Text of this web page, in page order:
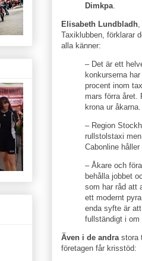
Dimkpa
Elisabeth Lundbladh
Taxiklubben, förklarar
alla känner:
– Det är ett
konkurserna
procent inom
mars förra året.
krona ur åkarna.
– Region
rullstolstaxi
Cabonline
– Åkare och
behålla jobbet
som har råd att
ett modernt
enda syfte är
fullständigt i om
Även i de andra stora
företagen får krisstöd: